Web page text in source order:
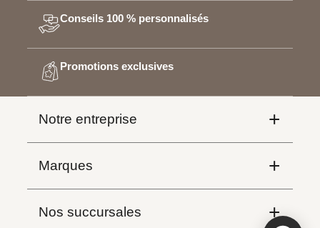
Conseils 100 % personnalisés
Promotions exclusives
Notre entreprise +
Instagram
Marques +
Nos succursales +